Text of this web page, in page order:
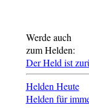
Werde auch
zum Helden:
Der Held ist
Helden Heute
Helden für